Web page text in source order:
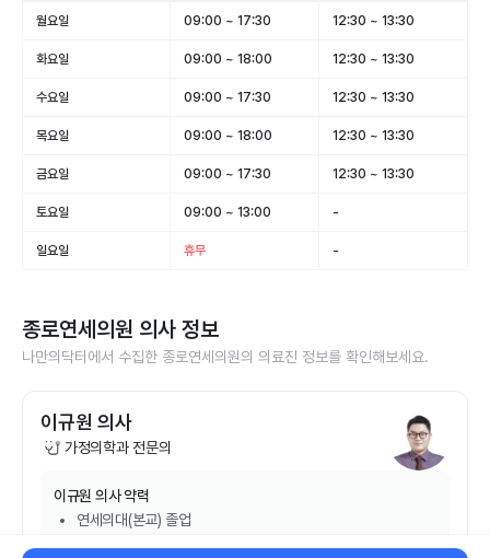
월요일 09:00 ~ 17:30 12:30 ~ 13:30
화요일 09:00 ~ 18:00 12:30 ~ 13:30
수요일 09:00 ~ 17:30 12:30 ~ 13:30
목요일 09:00 ~ 18:00 12:30 ~ 13:30
금요일 09:00 ~ 17:30 12:30 ~ 13:30
토요일 09:00 ~ 13:00 -
일요일 휴무 -
종로연세의원 의사 정보
나만의닥터에서 수집한 종로연세의원의 의료진 정보를 확인해보세요.
이규원 의사
가정의학과 전문의
이규원 의사 약력
연세의대(본교) 졸업